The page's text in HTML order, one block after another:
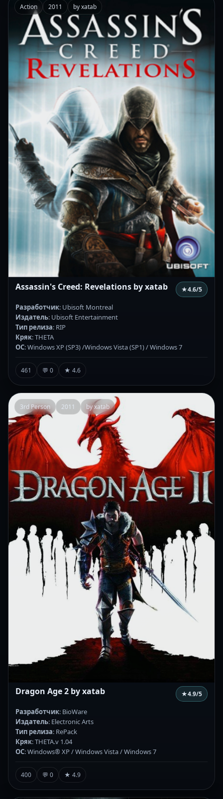
Action 2011 by xatab
Assassin's Creed: Revelations by xatab ★4.6/5
Разработчик: Ubisoft Montreal
Издатель: Ubisoft Entertainment
Тип релиза: RIP
Кряк: THETA
ОС: Windows XP (SP3) /Windows Vista (SP1) / Windows 7
461 💬 0 ★ 4.6
3rd Person 2011 by xatab
Dragon Age 2 by xatab ★4.9/5
Разработчик: BioWare
Издатель: Electronic Arts
Тип релиза: RePack
Кряк: THETA.v 1.04
ОС: Windows® XP / Windows Vista / Windows 7
400 💬 0 ★ 4.9